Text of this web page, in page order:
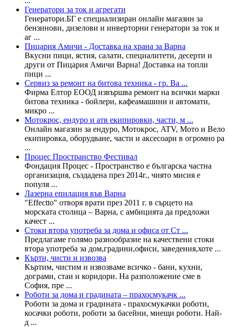
Генератори за ток и агрегати
Генератори.БГ е специализиран онлайн магазин за
бензинови, дизелови и инверторни генератори за ток и
аг ...
Пицария Амичи - Доставка на храна за Варна
Вкусни пици, ястия, салати, специалитети, десерти и
други от Пицария Амичи Варна! Доставка на топли
пици ...
Сервиз за ремонт на битова техника - гр. Ва ...
Фирма Елтор ЕООД извършва ремонт на всички марки
битова техника - бойлери, кафеамашини и автомати,
микро ...
Мотокрос, ендуро и атв екипировки, части, м ...
Oнлайн магазин за ендуро, Мотокрос, ATV, Мото и Вело
екипировка, оборудване, части и аксесоари в огромно ра
...
Процес Пространство Фестивал
Фондация Процес - Пространство е българска частна
организация, създадена през 2014г., чиято мисия е
популя ...
Лазерна епилация във Варна
"Effectto" отворя врати през 2011 г. в сърцето на
морската столица – Варна, с амбицията да предложи
качест ...
Стоки втора употреба за дома и офиса от Ст ...
Предлагаме голямо разнообразие на качествени стоки
втора употреба за дом,градини,офиси, заведения,хоте ...
Кърти, чисти и извозва
Къртим, чистим и извозваме всичко - бани, кухни,
дограми, стаи и коридори. На разположение сме в
София, пре ...
Роботи за дома и градината – прахосмукачк ...
Роботи за дома и градината - прахосмукачки роботи,
косачки роботи, роботи за басейни, миещи роботи. Най-
д ...